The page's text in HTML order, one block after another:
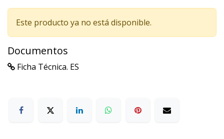
Este producto ya no está disponible.
Documentos
Ficha Técnica. ES